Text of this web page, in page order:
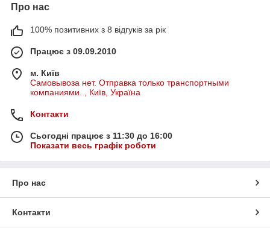
Про нас
100% позитивних з 8 відгуків за рік
Працює з 09.09.2010
м. Київ
Самовывоза нет. Отправка только транспортными
компаниями. , Київ, Україна
Контакти
Сьогодні працює з 11:30 до 16:00
Показати весь графік роботи
Про нас
Контакти